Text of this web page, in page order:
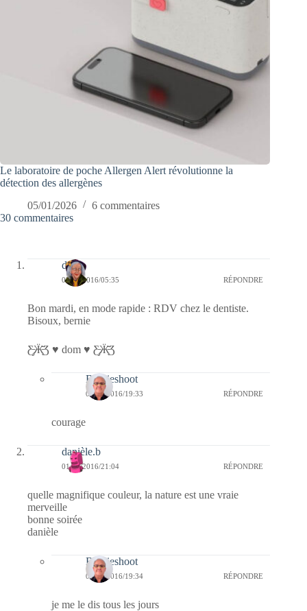
Le laboratoire de poche Allergen Alert révolutionne la
détection des allergènes
05/01/2026
6 commentaires
30 commentaires
dom
02/02/2016/05:35 RÉPONDRE
Bon mardi, en mode rapide : RDV chez le dentiste.
Bisoux, bernie
Ƹ̵̡Ӝ̵̨̄Ʒ ♥ dom ♥ Ƹ̵̡Ӝ̵̨̄Ʒ
Bernieshoot
04/02/2016/19:33 RÉPONDRE
courage
danièle.b
01/02/2016/21:04 RÉPONDRE
quelle magnifique couleur, la nature est une vraie
merveille
bonne soirée
danièle
Bernieshoot
04/02/2016/19:34 RÉPONDRE
je me le dis tous les jours